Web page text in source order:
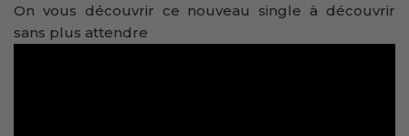
On vous découvrir ce nouveau single à découvrir
sans plus attendre